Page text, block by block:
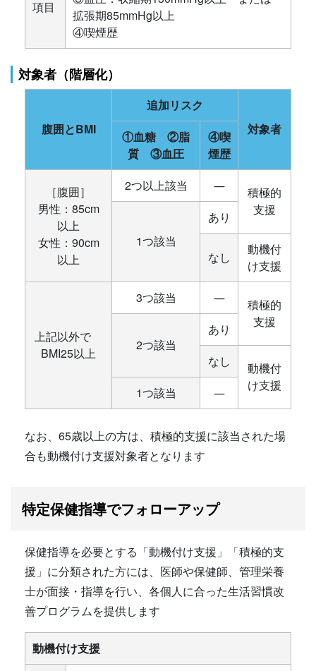
項目
拡張期85mmHg以上
④喫煙歴
対象者（階層化）
腹囲とBMI
追加リスク
対象者
①血糖 ②脂
質 ③血圧
④喫
煙歴
［腹囲］
男性：85cm
以上
女性：90cm
以上
2つ以上該当 ―
積極的
支援
1つ該当
あり
なし
動機付
け支援
上記以外で
BMI25以上
3つ該当 ―
積極的
支援
2つ該当
あり
なし
動機付
け支援
1つ該当 ―
なお、65歳以上の方は、積極的支援に該当された場
合も動機付け支援対象者となります
特定保健指導でフォローアップ
保健指導を必要とする「動機付け支援」「積極的支
援」に分類された方には、医師や保健師、管理栄養
士が面接・指導を行い、各個人に合った生活習慣改
善プログラムを提供します
動機付け支援